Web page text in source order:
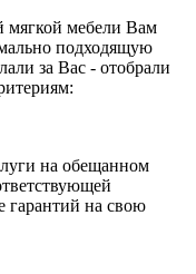
мягкой мебели Вам
подходящую
за Вас - отобрали
на обещанном
гарантий на свою